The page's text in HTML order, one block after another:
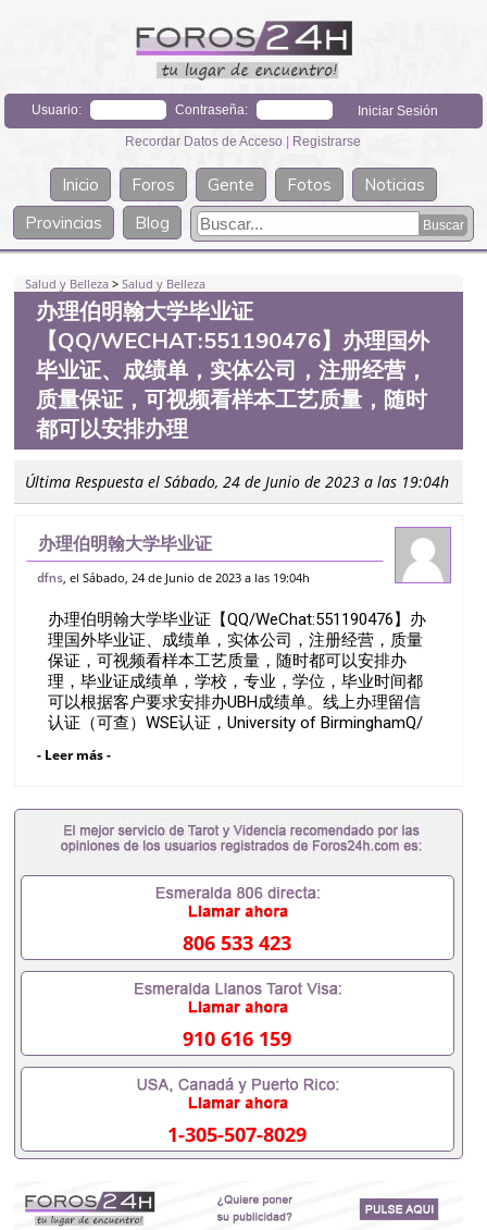
Usuario: Contraseña:
Recordar Datos de Acceso | Registrarse
Inicio Foros Gente Fotos
Noticias
Provincias
Blog
Salud y Belleza >Salud y Belleza
办理伯明翰大学毕业证
【QQ/WECHAT:551190476】办理国外
毕业证、成绩单，实体公司，注册经营，
质量保证，可视频看样本工艺质量，随时
都可以安排办理
Última Respuesta el Sábado, 24 de Junio de 2023 a las 19:04h
办理伯明翰大学毕业证
【QQ/WeChat:551190476】办理国外毕
保证，可视频看样本工艺质量，随时都可以
安排办理
dfns , el Sábado, 24 de Junio de 2023 a las 19:04h
办理伯明翰大学毕业证【QQ/WeChat:551190476】办
理国外毕业证、成绩单，实体公司，注册经营，质量
保证，可视频看样本工艺质量，随时都可以安排办
理，毕业证成绩单，学校，专业，学位，毕业时间都
可以根据客户要求安排办UBH成绩单。线上办理留信
认证（可查）WSE认证，University of BirminghamQ/
办理教育部认证办理大使馆认证办理留学归国证明办
办理录取通知书办理学位证书办理美国文凭办理澳洲
文凭办理英国文凭办理加拿大文凭办理德国文凭 一、
快速办理材料： 1、毕业证+成绩单+留学回国人员证
必备证明材料，给父母及亲朋好友一份完美交代）；
2、雅思、托福，OFFER，在读证明，学生卡等留学
用到）。 注：上述材料，随时都可以安排办理，毕业
证成绩单，学校，专业，学位，毕业时间都可以根据
客户要求安排。 国内找工作假的毕业证可以用吗
551190476假的毕业证成绩单可以办学历认证吗
551190476要定居国外需要办理什么材料551190476
入职事业单位/国企假的毕业证会查吗551190476入职
国企/事业单位需要些什么材料551190476办理假毕业
证在国内能用吗, 挂科拿不到毕业证怎么办, 毕业证丢
了怎么办, 没有正常毕业怎么办理毕业证,没毕业可以
办学历认证吗,您是否因为中途辍学、挂科而没有正常
毕业551190476您是否因为递交材料不齐而被拒之门
教育部认证在校挂科了不想读了,成绩不理想毕不了业
怎么办551190476找工作没有文凭怎么办,怎么办理本
- Leer más -
806 533 423
910 616 159
1-305-507-8029